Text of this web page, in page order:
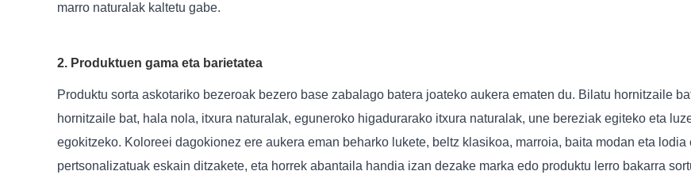
marro naturalak kaltetu gabe.
2. Produktuen gama eta barietatea
Produktu sorta askotariko bezeroak bezero base zabalago batera joateko aukera ematen du. Bilatu hornitzaile
hornitzaile bat, hala nola, itxura naturalak, eguneroko higadurarako itxura naturalak, une bereziak egiteko eta
egokitzeko. Koloreei dagokionez ere aukera eman beharko lukete, beltz klasikoa, marroia, baita modan eta
pertsonalizatuak eskain ditzakete, eta horrek abantaila handia izan dezake marka edo produktu lerro bakarra